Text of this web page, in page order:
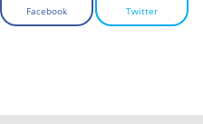
Facebook Twitter